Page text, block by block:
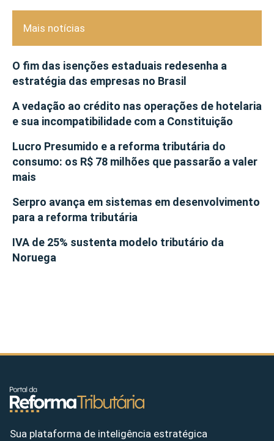
Mais notícias
O fim das isenções estaduais redesenha a
estratégia das empresas no Brasil
A vedação ao crédito nas operações de hotelaria
e sua incompatibilidade com a Constituição
Lucro Presumido e a reforma tributária do
consumo: os R$ 78 milhões que passarão a valer
mais
Serpro avança em sistemas em desenvolvimento
para a reforma tributária
IVA de 25% sustenta modelo tributário da
Noruega
Sua plataforma de inteligência estratégica